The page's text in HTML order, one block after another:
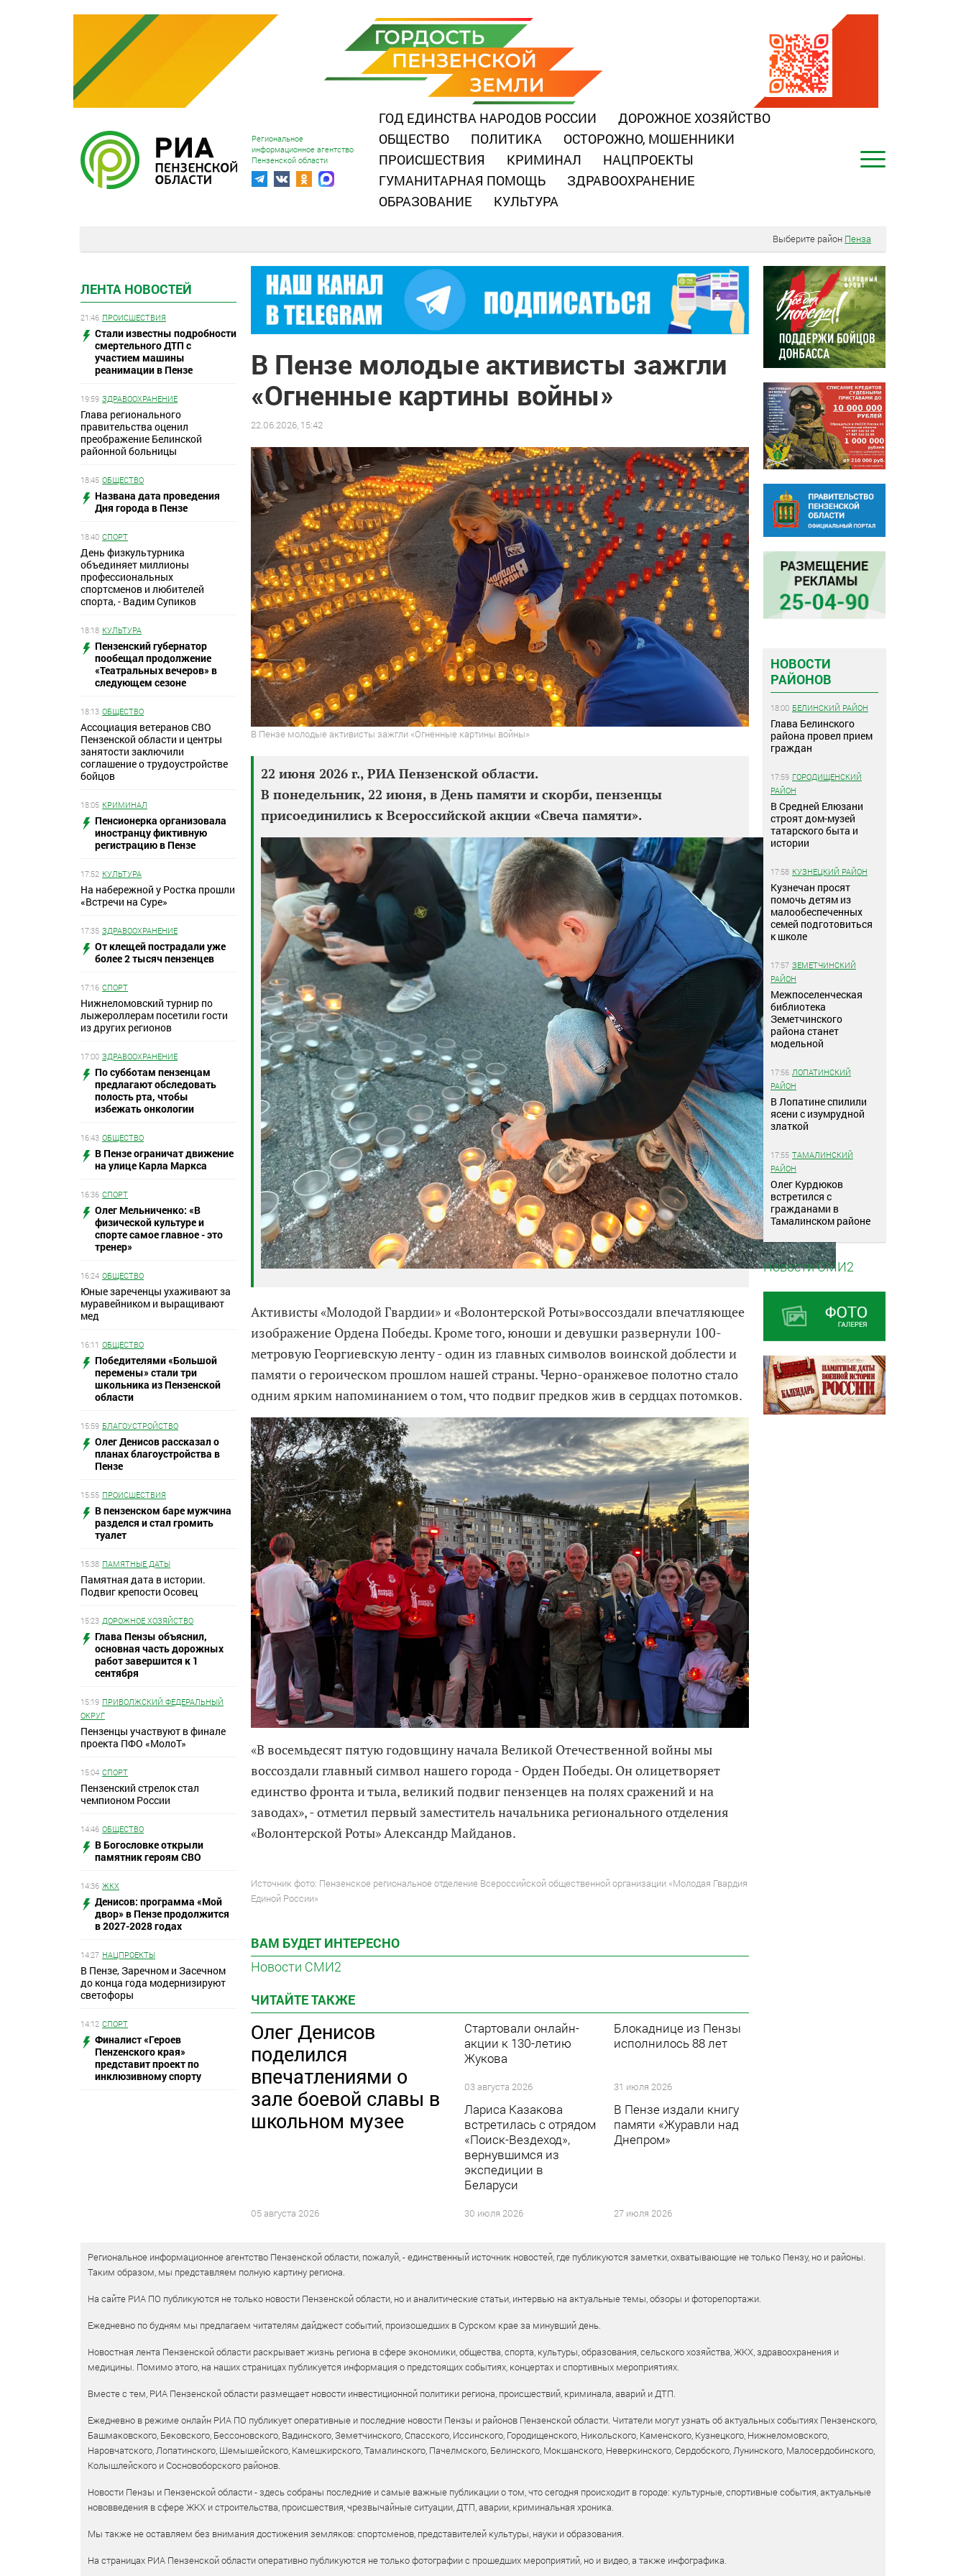
Региональное
информационное агентство
Пензенской области
ГОД ЕДИНСТВА НАРОДОВ РОССИИ
ДОРОЖНОЕ ХОЗЯЙСТВО
ОБЩЕСТВО
ПОЛИТИКА
ОСТОРОЖНО, МОШЕННИКИ
ПРОИСШЕСТВИЯ
КРИМИНАЛ
НАЦПРОЕКТЫ
ГУМАНИТАРНАЯ ПОМОЩЬ
ЗДРАВООХРАНЕНИЕ
ОБРАЗОВАНИЕ
КУЛЬТУРА
Выберите район Пенза
ЛЕНТА НОВОСТЕЙ
21:46 ПРОИСШЕСТВИЯ
Стали известны подробности
смертельного ДТП с
участием машины
реанимации в Пензе
19:59 ЗДРАВООХРАНЕНИЕ
Глава регионального
правительства оценил
преображение Белинской
районной больницы
18:45 ОБЩЕСТВО
Названа дата проведения
Дня города в Пензе
18:40 СПОРТ
День физкультурника
объединяет миллионы
профессиональных
спортсменов и любителей
спорта, - Вадим Супиков
18:18 КУЛЬТУРА
Пензенский губернатор
пообещал продолжение
«Театральных вечеров» в
следующем сезоне
18:13 ОБЩЕСТВО
Ассоциация ветеранов СВО
Пензенской области и центры
занятости заключили
соглашение о трудоустройстве
бойцов
18:05 КРИМИНАЛ
Пенсионерка организовала
иностранцу фиктивную
регистрацию в Пензе
17:52 КУЛЬТУРА
На набережной у Ростка прошли
«Встречи на Суре»
17:35 ЗДРАВООХРАНЕНИЕ
От клещей пострадали уже
более 2 тысяч пензенцев
17:16 СПОРТ
Нижнеломовский турнир по
лыжероллерам посетили гости
из других регионов
17:00 ЗДРАВООХРАНЕНИЕ
По субботам пензенцам
предлагают обследовать
полость рта, чтобы
избежать онкологии
16:43 ОБЩЕСТВО
В Пензе ограничат движение
на улице Карла Маркса
16:36 СПОРТ
Олег Мельниченко: «В
физической культуре и
спорте самое главное - это
тренер»
16:24 ОБЩЕСТВО
Юные зареченцы ухаживают за
муравейником и выращивают
мед
16:11 ОБЩЕСТВО
Победителями «Большой
перемены» стали три
школьника из Пензенской
области
15:59 БЛАГОУСТРОЙСТВО
Олег Денисов рассказал о
планах благоустройства в
Пензе
15:55 ПРОИСШЕСТВИЯ
В пензенском баре мужчина
разделся и стал громить
туалет
15:38 ПАМЯТНЫЕ ДАТЫ
Памятная дата в истории.
Подвиг крепости Осовец
15:23 ДОРОЖНОЕ ХОЗЯЙСТВО
Глава Пензы объяснил,
основная часть дорожных
работ завершится к 1
сентября
15:19 ПРИВОЛЖСКИЙ ФЕДЕРАЛЬНЫЙ
ОКРУГ
Пензенцы участвуют в финале
проекта ПФО «МолоТ»
15:04 СПОРТ
Пензенский стрелок стал
чемпионом России
14:46 ОБЩЕСТВО
В Богословке открыли
памятник героям СВО
14:36 ЖКХ
Денисов: программа «Мой
двор» в Пензе продолжится
в 2027-2028 годах
14:27 НАЦПРОЕКТЫ
В Пензе, Заречном и Засечном
до конца года модернизируют
светофоры
14:12 СПОРТ
Финалист «Героев
Пенzенского края»
представит проект по
инклюзивному спорту
В Пензе молодые активисты зажгли
«Огненные картины войны»
22.06.2026, 15:42
В Пензе молодые активисты зажгли «Огненные картины войны»
22 июня 2026 г., РИА Пензенской области.
В понедельник, 22 июня, в День памяти и скорби, пензенцы
присоединились к Всероссийской акции «Свеча памяти».
Активисты «Молодой Гвардии» и «Волонтерской Роты»воссоздали впечатляющее
изображение Ордена Победы. Кроме того, юноши и девушки развернули 100-
метровую Георгиевскую ленту - один из главных символов воинской доблести и
памяти о героическом прошлом нашей страны. Черно-оранжевое полотно стало
одним ярким напоминанием о том, что подвиг предков жив в сердцах потомков.
«В восемьдесят пятую годовщину начала Великой Отечественной войны мы
воссоздали главный символ нашего города - Орден Победы. Он олицетворяет
единство фронта и тыла, великий подвиг пензенцев на полях сражений и на
заводах», - отметил первый заместитель начальника регионального отделения
«Волонтерской Роты» Александр Майданов.
Источник фото: Пензенское региональное отделение Всероссийской общественной организации «Молодая Гвардия
Единой России»
ВАМ БУДЕТ ИНТЕРЕСНО
Новости СМИ2
ЧИТАЙТЕ ТАКЖЕ
Олег Денисов
поделился
впечатлениями о
зале боевой славы в
школьном музее
05 августа 2026
Стартовали онлайн-
акции к 130-летию
Жукова
03 августа 2026
Блокаднице из Пензы
исполнилось 88 лет
31 июля 2026
Лариса Казакова
встретилась с отрядом
«Поиск-Вездеход»,
вернувшимся из
экспедиции в
Беларуси
30 июля 2026
В Пензе издали книгу
памяти «Журавли над
Днепром»
27 июля 2026
НОВОСТИ
РАЙОНОВ
18:00 БЕЛИНСКИЙ РАЙОН
Глава Белинского
района провел прием
граждан
17:59 ГОРОДИЩЕНСКИЙ
РАЙОН
В Средней Елюзани
строят дом-музей
татарского быта и
истории
17:58 КУЗНЕЦКИЙ РАЙОН
Кузнечан просят
помочь детям из
малообеспеченных
семей подготовиться
к школе
17:57 ЗЕМЕТЧИНСКИЙ
РАЙОН
Межпоселенческая
библиотека
Земетчинского
района станет
модельной
17:56 ЛОПАТИНСКИЙ
РАЙОН
В Лопатине спилили
ясени с изумрудной
златкой
17:55 ТАМАЛИНСКИЙ
РАЙОН
Олег Курдюков
встретился с
гражданами в
Тамалинском районе
Новости СМИ2
Региональное информационное агентство Пензенской области, пожалуй, - единственный источник новостей, где публикуются заметки, охватывающие не только Пензу, но и районы.
Таким образом, мы представляем полную картину региона.
На сайте РИА ПО публикуются не только новости Пензенской области, но и аналитические статьи, интервью на актуальные темы, обзоры и фоторепортажи.
Ежедневно по будням мы предлагаем читателям дайджест событий, произошедших в Сурском крае за минувший день.
Новостная лента Пензенской области раскрывает жизнь региона в сфере экономики, общества, спорта, культуры, образования, сельского хозяйства, ЖКХ, здравоохранения и
медицины. Помимо этого, на наших страницах публикуется информация о предстоящих событиях, концертах и спортивных мероприятиях.
Вместе с тем, РИА Пензенской области размещает новости инвестиционной политики региона, происшествий, криминала, аварий и ДТП.
Ежедневно в режиме онлайн РИА ПО публикует оперативные и последние новости Пензы и районов Пензенской области. Читатели могут узнать об актуальных событиях Пензенского,
Башмаковского, Бековского, Бессоновского, Вадинского, Земетчинского, Спасского, Иссинского, Городищенского, Никольского, Каменского, Кузнецкого, Нижнеломовского,
Наровчатского, Лопатинского, Шемышейского, Камешкирского, Тамалинского, Пачелмского, Белинского, Мокшанского, Неверкинского, Сердобского, Лунинского, Малосердобинского,
Колышлейского и Сосновоборского районов.
Новости Пензы и Пензенской области - здесь собраны последние и самые важные публикации о том, что сегодня происходит в городе: культурные, спортивные события, актуальные
нововведения в сфере ЖКХ и строительства, происшествия, чрезвычайные ситуации, ДТП, аварии, криминальная хроника.
Мы также не оставляем без внимания достижения земляков: спортсменов, представителей культуры, науки и образования.
На страницах РИА Пензенской области оперативно публикуются не только фотографии с прошедших мероприятий, но и видео, а также инфографика.